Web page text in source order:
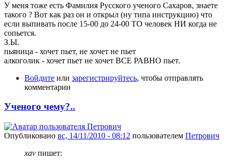
У меня тоже есть Фамилия Русского ученого Сахаров, знаете
такого ? Вот как раз он и открыл (ну типа инструкцию) что
если выпивать после 15-00 до 24-00 ТО человек НИ когда не
сопьется.
З.Ы.
пьяница - хочет пьет, не хочет не пьет
алкоголик - хочет пьет не хочет ВСЕ РАВНО пьет.
Войдите или зарегистрируйтесь, чтобы отправлять
комментарии
Ученого чему?..
Опубликовано вс, 14/11/2010 - 08:12 пользователем Петрович
xav пишет: